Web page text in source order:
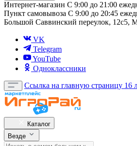
Интернет-магазин С 9:00 до 21:00
Пункт самовывоза С 9:00 до 20:45
Большой Саввинский переулок, 12с5,
VK
Telegram
YouTube
Одноклассники
Ссылка на главную страницу 16
Каталог
Везде